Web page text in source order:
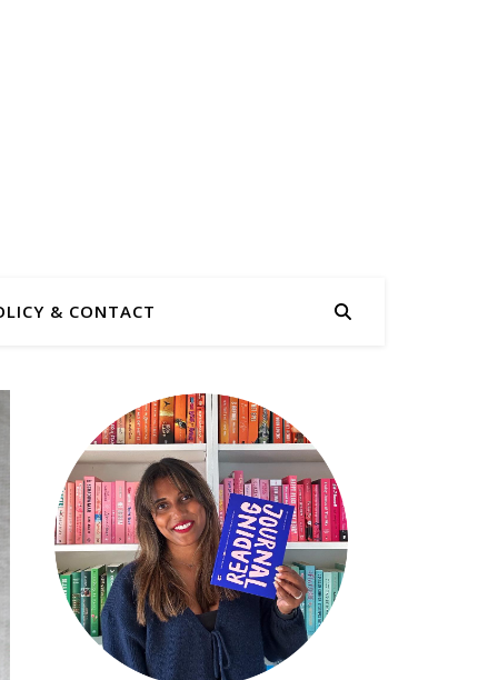
& CONTACT